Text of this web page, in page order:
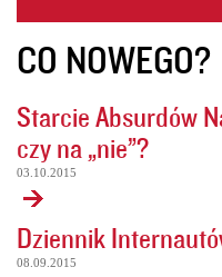
CO NOWEGO?
Starcie Absurdów
czy na „nie”?
03.10.2015
Dziennik
08.09.2015